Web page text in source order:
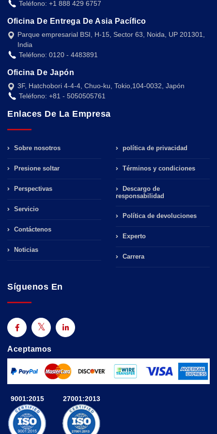
Teléfono: +1 888 429 6757
Oficina De Entrega De Asia Pacífico
Parque empresarial BSI, H-15, Sector 63, Noida, UP 201301,
India
Teléfono: 0120 - 4483891
Oficina De Japón
3F, Hatchobori 4-4-4, Chuo-ku, Tokio,104-0032, Japón
Teléfono: +81 - 5050505761
Enlaces De La Empresa
Sobre nosotros
Presione soltar
Perspectivas
Servicio
Contáctenos
Noticias
política de privacidad
Términos y condiciones
Descargo de
responsabilidad
Política de devoluciones
Experto
Carrera
Síguenos En
Aceptamos
9001:2015 27001:2013